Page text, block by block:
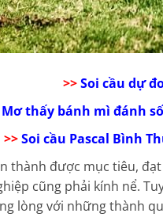
>>Soi cầu dự
Mơ thấy bánh mì đánh
>>Soi cầu Pascal Bình
thành được mục tiêu,
cũng phải kính nể.
lòng với những thành